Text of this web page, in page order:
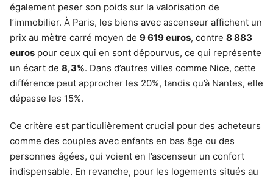
également peser son poids sur la valorisation de
l’immobilier. À Paris, les biens avec ascenseur affichent un
prix au mètre carré moyen de 9 619 euros, contre 8 883
euros pour ceux qui en sont dépourvus, ce qui représente
un écart de 8,3%. Dans d’autres villes comme Nice, cette
différence peut approcher les 20%, tandis qu’à Nantes, elle
dépasse les 15%.
Ce critère est particulièrement crucial pour des acheteurs
comme des couples avec enfants en bas âge ou des
personnes âgées, qui voient en l’ascenseur un confort
indispensable. En revanche, pour les logements situés au